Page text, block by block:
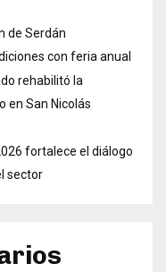
de Serdán
con feria anual
rehabilitó la
en San Nicolás
fortalece el diálogo
sector